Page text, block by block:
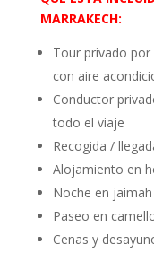
MARRAKECH:
Tour privado
con aire
Conductor
todo el viaje
Recogida /
Alojamiento en
Noche en
Paseo en
Cenas y